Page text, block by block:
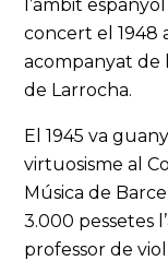
l’àmbit
concert el 1948
acompanyat de
de Larrocha.
El 1945 va
virtuosisme al
Música de
3.000 pessetes
professor de